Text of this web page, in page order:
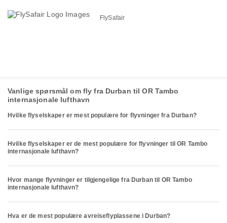
FlySafair
Vanlige spørsmål om fly fra Durban til OR Tambo
internasjonale lufthavn
Hvilke flyselskaper er mest populære for flyvninger fra Durban?
Hvilke flyselskaper er de mest populære for flyvninger til OR Tambo
internasjonale lufthavn?
Hvor mange flyvninger er tilgjengelige fra Durban til OR Tambo
internasjonale lufthavn?
Hva er de mest populære avreiseflyplassene i Durban?